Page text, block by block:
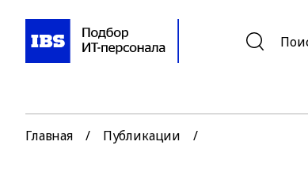
Главная / Публикации /